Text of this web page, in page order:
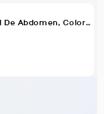
Short Con Pretina Control De Abdomen, Color Negro Para Mujer